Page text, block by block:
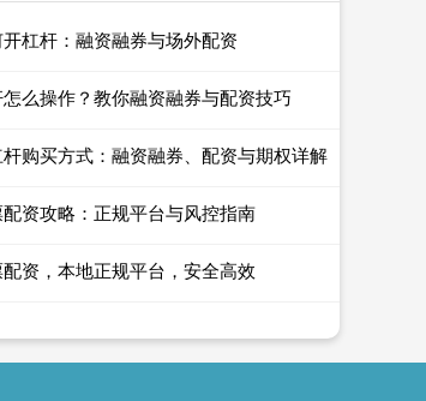
杠杆：融资融券与场外配资
么操作？教你融资融券与配资技巧
购买方式：融资融券、配资与期权详解
资攻略：正规平台与风控指南
资，本地正规平台，安全高效